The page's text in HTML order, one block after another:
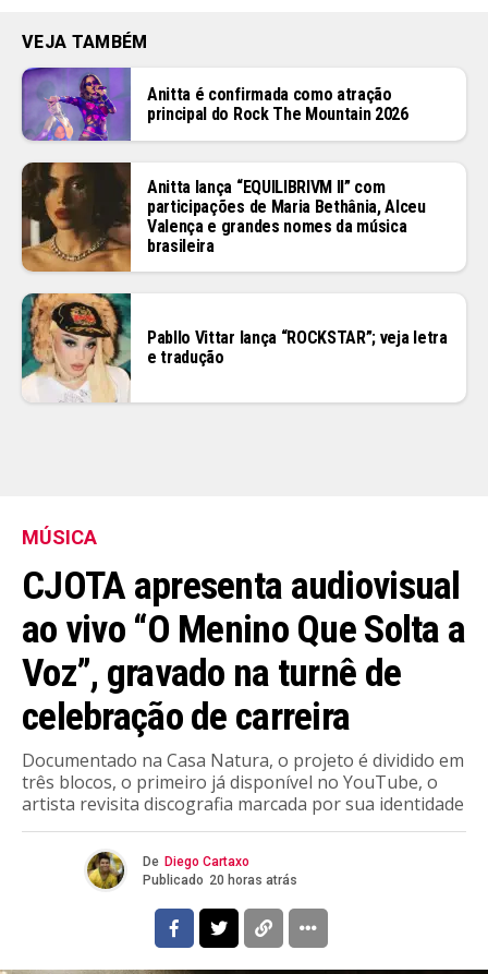
VEJA TAMBÉM
Anitta é confirmada como atração
principal do Rock The Mountain 2026
Anitta lança “EQUILIBRIVM II” com
participações de Maria Bethânia, Alceu
Valença e grandes nomes da música
brasileira
Pabllo Vittar lança “ROCKSTAR”; veja letra
e tradução
MÚSICA
CJOTA apresenta audiovisual
ao vivo “O Menino Que Solta a
Voz”, gravado na turnê de
celebração de carreira
Documentado na Casa Natura, o projeto é dividido em
três blocos, o primeiro já disponível no YouTube, o
artista revisita discografia marcada por sua identidade
De Diego Cartaxo
Publicado 20 horas atrás